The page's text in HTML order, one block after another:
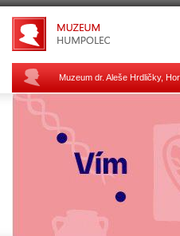
Muzeum dr. Aleše Hrdličky,